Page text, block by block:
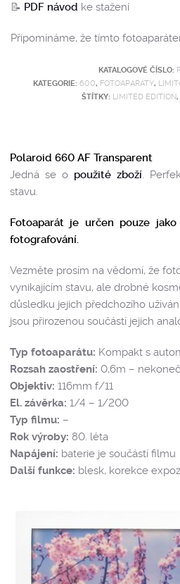
📝 PDF návod ke stažení
Připomínáme, že tímto
KATALOGOVÉ ČÍSLO:
KATEGORIE: 600, FOTOAPARÁTY,
ŠTÍTKY: LIMITED EDITION,
Polaroid 660 AF Transparent
Jedná se o použité zboží.
stavu.
Fotoaparát je určen pouze
fotografování.
Vezměte prosím na vědomí, že
vynikajícím stavu, ale drobné
důsledku jejich předchozího
jsou přirozenou součástí jejich
Typ fotoaparátu: Kompakt s
Rozsah zaostření: 0,6m –
Objektiv: 116mm f/11
El. závěrka: 1/4 – 1/200
Typ filmu: –
Rok výroby:80. léta
Napájení: baterie je součástí filmu
Další funkce: blesk, korekce